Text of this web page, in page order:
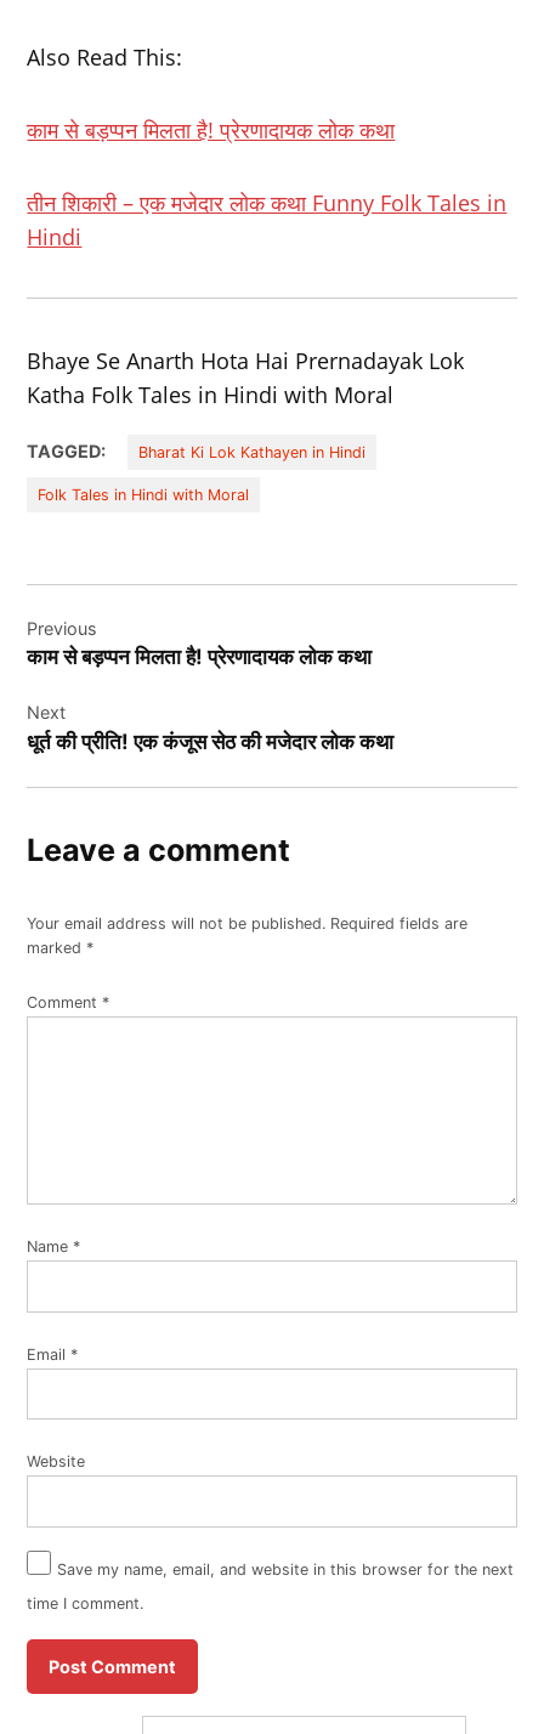
Also Read This:
काम से बड़प्‍पन मिलता है! प्रेरणादायक लोक कथा
तीन शिकारी – एक मजेदार लोक कथा Funny Folk Tales in
Hindi
Bhaye Se Anarth Hota Hai Prernadayak Lok
Katha Folk Tales in Hindi with Moral
TAGGED: Bharat Ki Lok Kathayen in Hindi
Folk Tales in Hindi with Moral
navigation
Previous
काम से बड़प्‍पन मिलता है! प्रेरणादायक लोक कथा
Next
धूर्त की प्रीति! एक कंजूस सेठ की मजेदार लोक कथा
Leave a comment
Your email address will not be published. Required fields are
marked *
Comment *
Name *
Email *
Website
Save my name, email, and website in this browser for the next
time I comment.